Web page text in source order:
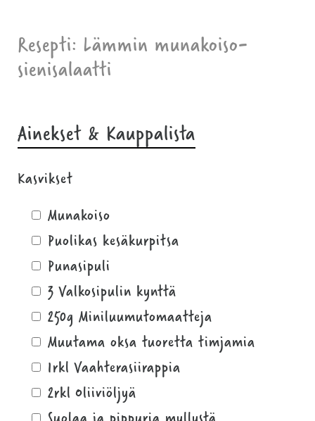
Resepti: Lämmin munakoiso-
sienisalaatti
Ainekset & Kauppalista
Kasvikset
Munakoiso
Puolikas kesäkurpitsa
Punasipuli
3 Valkosipulin kynttä
250g Miniluumutomaatteja
Muutama oksa tuoretta timjamia
1rkl Vaahterasiirappia
2rkl Oliiviöljyä